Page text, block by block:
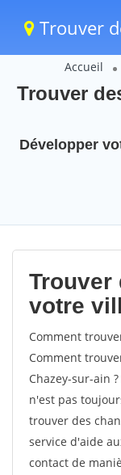
Trouver
Accueil
Trouver
Développer
Trouver
votre
Comment
Comment
Chazey-sur-ain
n'est pas
trouver des
service d'aide
contact de